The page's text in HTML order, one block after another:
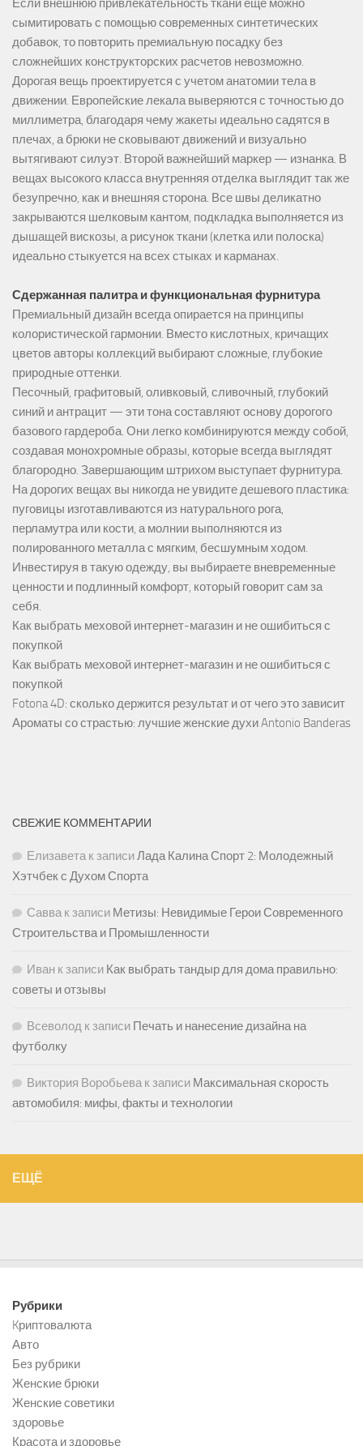
Если внешнюю привлекательность ткани еще можно
сымитировать с помощью современных синтетических
добавок, то повторить премиальную посадку без
сложнейших конструкторских расчетов невозможно.
Дорогая вещь проектируется с учетом анатомии тела в
движении. Европейские лекала выверяются с точностью до
миллиметра, благодаря чему жакеты идеально садятся в
плечах, а брюки не сковывают движений и визуально
вытягивают силуэт. Второй важнейший маркер — изнанка. В
вещах высокого класса внутренняя отделка выглядит так же
безупречно, как и внешняя сторона. Все швы деликатно
закрываются шелковым кантом, подкладка выполняется из
дышащей вискозы, а рисунок ткани (клетка или полоска)
идеально стыкуется на всех стыках и карманах.
Сдержанная палитра и функциональная фурнитура
Премиальный дизайн всегда опирается на принципы
колористической гармонии. Вместо кислотных, кричащих
цветов авторы коллекций выбирают сложные, глубокие
природные оттенки.
Песочный, графитовый, оливковый, сливочный, глубокий
синий и антрацит — эти тона составляют основу дорогого
базового гардероба. Они легко комбинируются между собой,
создавая монохромные образы, которые всегда выглядят
благородно. Завершающим штрихом выступает фурнитура.
На дорогих вещах вы никогда не увидите дешевого пластика:
пуговицы изготавливаются из натурального рога,
перламутра или кости, а молнии выполняются из
полированного металла с мягким, бесшумным ходом.
Инвестируя в такую одежду, вы выбираете вневременные
ценности и подлинный комфорт, который говорит сам за
себя.
Как выбрать меховой интернет-магазин и не ошибиться с
покупкой
Как выбрать меховой интернет-магазин и не ошибиться с
покупкой
Fotona 4D: сколько держится результат и от чего это зависит
Ароматы со страстью: лучшие женские духи Antonio Banderas
СВЕЖИЕ КОММЕНТАРИИ
Елизаветак записиЛада Калина Спорт 2: Молодежный
Хэтчбек с Духом Спорта
Саввак записи Метизы: Невидимые Герои Современного
Строительства и Промышленности
Иван к записи Как выбрать тандыр для дома правильно:
советы и отзывы
Всеволод к записи Печать и нанесение дизайна на
футболку
Виктория Воробьевак записи Максимальная скорость
автомобиля: мифы, факты и технологии
ЕЩЁ
Рубрики
Kриптовалюта
Авто
Без рубрики
Женские брюки
Женские советики
здоровье
Красота и здоровье